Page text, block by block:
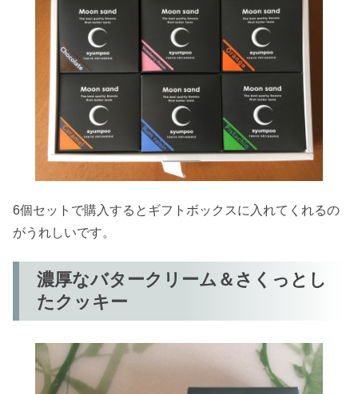
6個セットで購入するとギフトボックスに入れてくれるの
がうれしいです。
濃厚なバタークリーム＆さくっとし
たクッキー